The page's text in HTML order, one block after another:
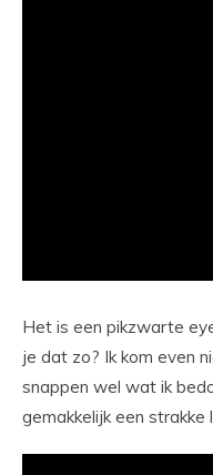
Het is een pikzwarte
je dat zo? Ik kom even
snappen wel wat ik
gemakkelijk een strakke